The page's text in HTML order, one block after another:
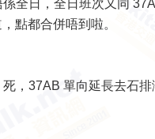
全日，全日班次又同
點都合併唔到啦。
，37AB 單向延長去石排